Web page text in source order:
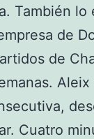
También lo
de
de
Aleix
Cuatro